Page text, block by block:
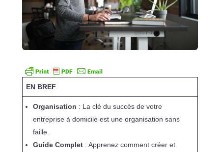
EN BREF
Organisation : La clé du succès de votre
entreprise à domicile est une organisation sans
faille.
Guide Complet: Apprenez comment créer et